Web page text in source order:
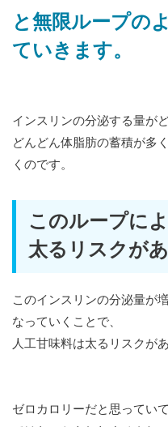
と無限ループの
ていきます。
インスリンの分泌する量が
どんどん体脂肪の蓄積が多
くのです。
このループに
太るリスクが
このインスリンの分泌量が
なっていくことで、
人工甘味料は太るリスクが
ゼロカロリーだと思ってい